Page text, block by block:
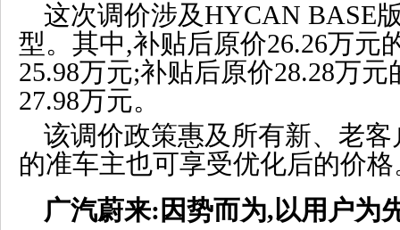
这次调价涉及HYCAN BASE
型。其中,补贴后原价26.26万元
25.98万元;补贴后原价28.28万
27.98万元。
该调价政策惠及所有新、老
的准车主也可享受优化后的价格
广汽蔚来:因势而为,以用户为